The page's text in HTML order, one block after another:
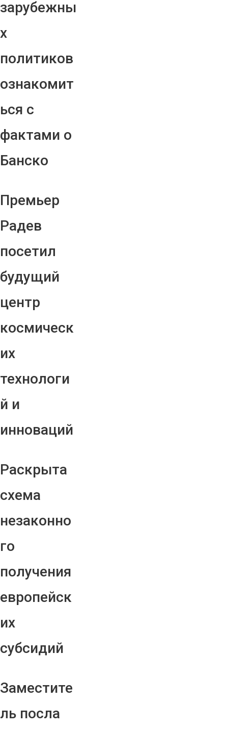
зарубежны
х
политиков
ознакомит
ься с
фактами о
Банско
Премьер
Радев
посетил
будущий
центр
космическ
их
технологи
й и
инноваций
Раскрыта
схема
незаконно
го
получения
европейск
их
субсидий
Заместите
ль посла